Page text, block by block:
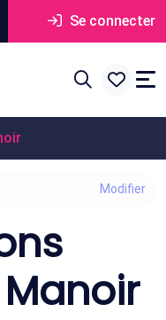
Se connecter